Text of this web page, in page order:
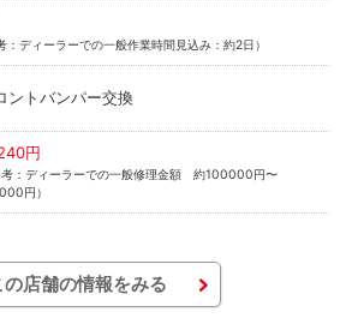
：ディーラーでの一般作業時間見込み：約2日）
ントバンパー交換
円
考：ディーラーでの一般修理金額 約100000円〜
円）
の店舗の情報をみる